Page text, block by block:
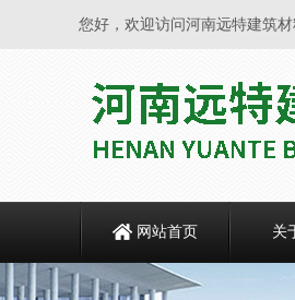
您好，欢迎访问河南远特建筑材
网站首页 关